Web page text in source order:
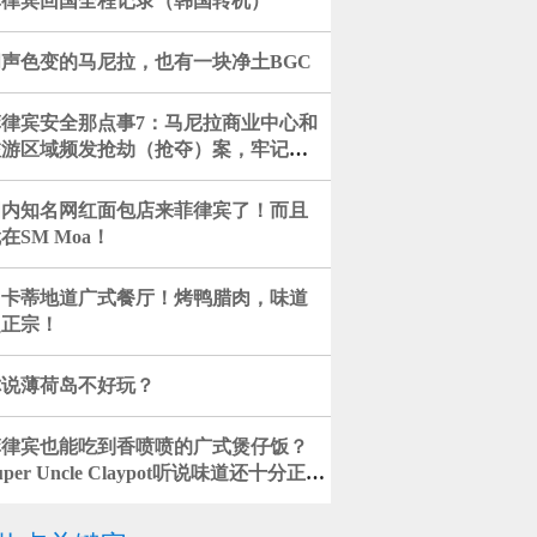
色变的马尼拉，也有一块净土BGC
宾安全那点事7：马尼拉商业中心和
区域频发抢劫（抢夺）案，牢记这4
低安全风险！
知名网红面包店来菲律宾了！而且
SM Moa！
蒂地道广式餐厅！烤鸭腊肉，味道
宗！
薄荷岛不好玩？
宾也能吃到香喷喷的广式煲仔饭？
Uncle Claypot听说味道还十分正